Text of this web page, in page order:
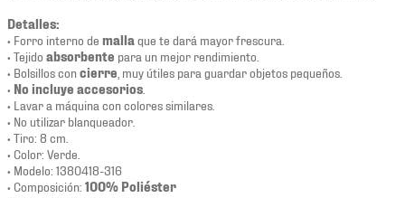
Detalles:
• Forro interno de malla que te dará mayor frescura.
• Tejido absorbente para un mejor rendimiento.
• Bolsillos concierre , muy útiles para guardar objetos pequeños.
• No incluye accesorios
• Lavar a máquina con colores similares.
• No utilizar blanqueador.
• Tiro: 8 cm.
• Color: Verde.
• Modelo: 1380418-316
• Composición: 100% Poliéster